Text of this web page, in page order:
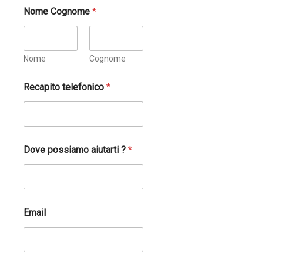
Nome Cognome*
Nome Cognome
Recapito telefonico*
Dove possiamo aiutarti ?*
Email